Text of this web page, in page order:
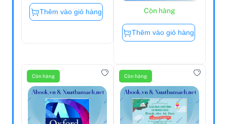
Thêm vào giỏ hàng
Còn hàng
Thêm vào giỏ hàng
Còn hàng Còn hàng